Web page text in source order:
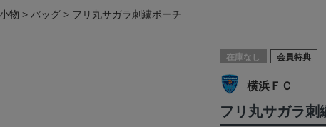
物 バッグ フリ丸サガラ刺繍ポーチ
在庫なし 会員特典
横浜ＦＣ
フリ丸サガラ刺